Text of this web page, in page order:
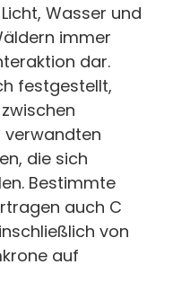
Wasser und
immer
dar.
festgestellt,
verwandten
die sich
Bestimmte
auch C
von
auf